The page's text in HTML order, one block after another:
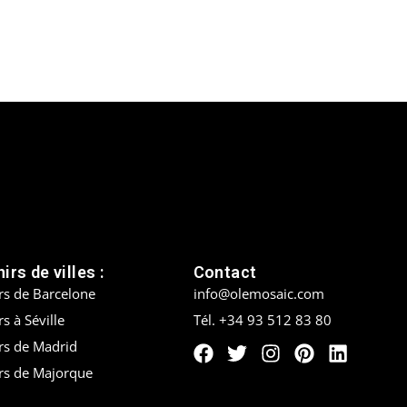
de villes :
de Barcelone
à Séville
de Madrid
de Majorque
Contact
info@olemosaic.com
Tél. +34 93 512 83 80